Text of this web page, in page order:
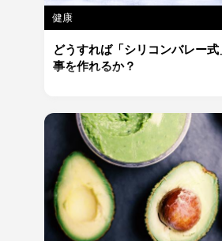
健康
どうすれば「シリコンバレー
事を作れるか？